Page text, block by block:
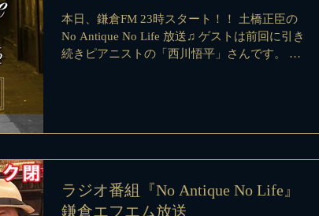
本日、鎌倉FM 23時スタート！！ 土橋正臣の
No Antique No Life 放送♫ ゲストは前回に引き
続きピアニストの「西川悟平」さんです。 西
ラジオ番組『No Antique No Life』
鎌倉エフエム放送